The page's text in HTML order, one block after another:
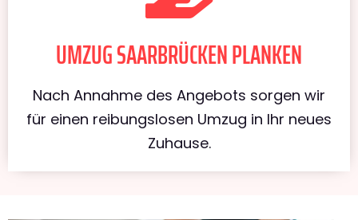
UMZUG SAARBRÜCKEN PLANKEN
Nach Annahme des Angebots sorgen wir
für einen reibungslosen Umzug in Ihr neues
Zuhause.